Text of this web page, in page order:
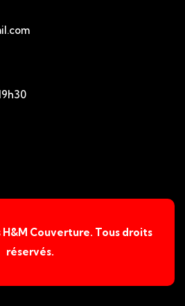
Couverture. Tous droits
réservés.